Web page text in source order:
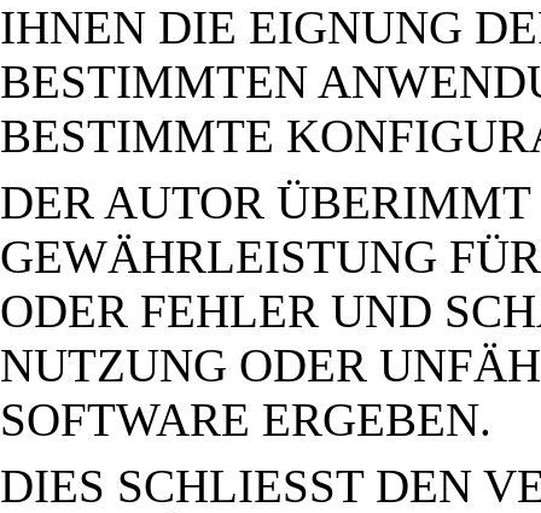
IHNEN DIE EIGNUNG
BESTIMMTEN
BESTIMMTE
DER AUTOR
GEWÄHRLEISTUNG
ODER FEHLER UND
NUTZUNG ODER
SOFTWARE ERGEBEN.
DIES SCHLIESST DEN